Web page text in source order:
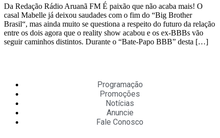
Da Redação Rádio Aruanã FM É paixão que não acaba mais! O
casal Mabelle já deixou saudades com o fim do “Big Brother
Brasil“, mas ainda muito se questiona a respeito do futuro da relação
entre os dois agora que o reality show acabou e os ex-BBBs vão
seguir caminhos distintos. Durante o “Bate-Papo BBB” desta […]
Programação
Promoções
Notícias
Anuncie
Fale Conosco